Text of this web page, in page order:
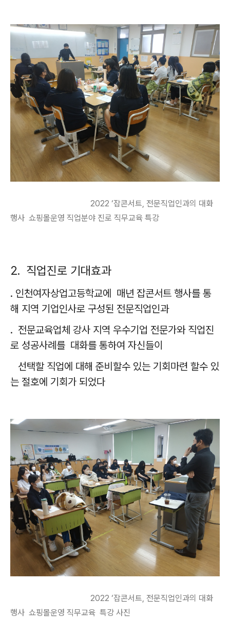
2022 ‘잡콘서트, 전문직업인과의 대화
행사 쇼핑몰운영 직업분야 진로 직무교육 특강
2. 직업진로 기대효과
. 인천여자상업고등학교에 매년 잡콘서트 행사를 통
해 지역 기업인사로 구성된 전문직업인과
. 전문교육업체 강사 지역 우수기업 전문가와 직업진
로 성공사례를 대화를 통하여 자신들이
선택할 직업에 대해 준비할수 있는 기회마련 할수 있
는 절호에 기회가 되었다
2022 ‘잡콘서트, 전문직업인과의 대화
행사 쇼핑몰운영 직무교육 특강 사진